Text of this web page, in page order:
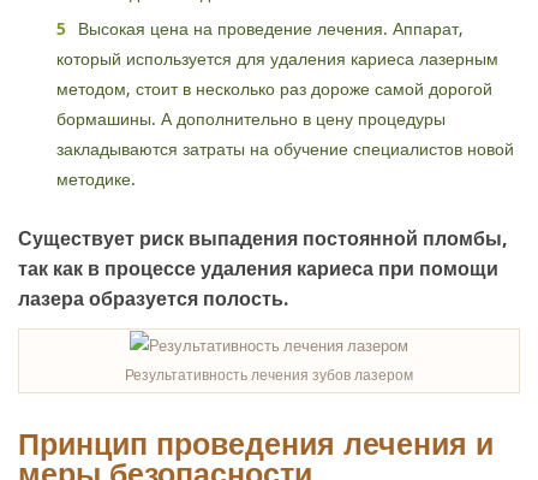
Высокая цена на проведение лечения. Аппарат,
который используется для удаления кариеса лазерным
методом, стоит в несколько раз дороже самой дорогой
бормашины. А дополнительно в цену процедуры
закладываются затраты на обучение специалистов новой
методике.
Существует риск выпадения постоянной пломбы,
так как в процессе удаления кариеса при помощи
лазера образуется полость.
Результативность лечения зубов лазером
Принцип проведения лечения и